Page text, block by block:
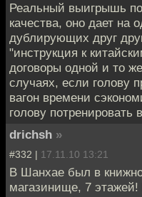
Реальный выигрышь
качества, оно дает на
дублирующих друг
"инструкция к
договоры одной и то
случаях, если голову
вагон времени
голову потренировать
drichsh »
#332 | 17.11.10 13:21
В Шанхае был в
магазинище, 7